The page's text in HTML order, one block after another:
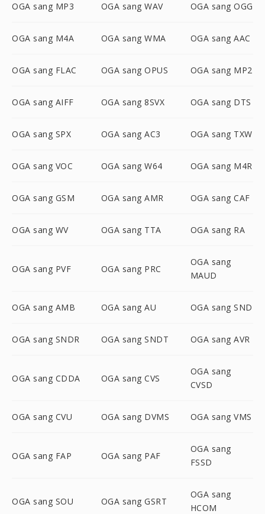
OGA sang MP3 OGA sang WAV OGA sang OGG
OGA sang M4A OGA sang WMA OGA sang AAC
OGA sang FLAC OGA sang OPUS OGA sang MP2
OGA sang AIFF OGA sang 8SVX OGA sang DTS
OGA sang SPX OGA sang AC3 OGA sang TXW
OGA sang VOC OGA sang W64 OGA sang M4R
OGA sang GSM OGA sang AMR OGA sang CAF
OGA sang WV OGA sang TTA OGA sang RA
OGA sang PVF OGA sang PRC
OGA sang
MAUD
OGA sang AMB OGA sang AU OGA sang SND
OGA sang SNDR OGA sang SNDT OGA sang AVR
OGA sang CDDA OGA sang CVS
OGA sang
CVSD
OGA sang CVU OGA sang DVMS OGA sang VMS
OGA sang FAP OGA sang PAF
OGA sang
FSSD
OGA sang SOU OGA sang GSRT
OGA sang
HCOM